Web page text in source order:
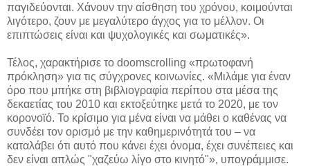
παγιδεύονται. Χάνουν την αίσθηση του χρόνου, κοιμούνται
λιγότερο, ζουν με μεγαλύτερο άγχος για το μέλλον. Οι
επιπτώσεις είναι και ψυχολογικές και σωματικές».
Τέλος, χαρακτήρισε το doomscrolling «πρωτοφανή
πρόκληση» για τις σύγχρονες κοινωνίες. «Μιλάμε για έναν
όρο που μπήκε στη βιβλιογραφία περίπου στα μέσα της
δεκαετίας του 2010 και εκτοξεύτηκε μετά το 2020, με τον
κορονοϊό. Το κρίσιμο για μένα είναι να μάθει ο καθένας να
συνδέει τον ορισμό με την καθημερινότητά του – να
καταλάβει ότι αυτό που κάνει έχει όνομα, έχει συνέπειες και
δεν είναι απλώς "χαζεύω λίγο στο κινητό"», υπογράμμισε.